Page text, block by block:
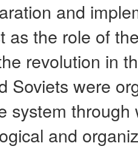
and
as the role of
revolution in
Soviets were
system
and